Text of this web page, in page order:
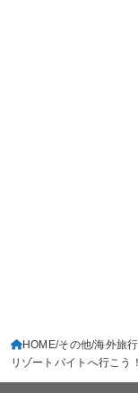
HOME その他 海外旅
リゾートバイトへ行こう